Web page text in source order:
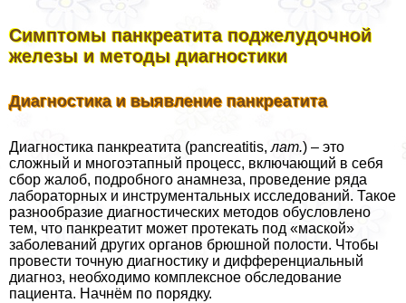
Симптомы панкреатита поджелудочной
железы и методы диагностики
Диагностика и выявление панкреатита
Диагностика панкреатита (pancreatitis, лат.) – это
сложный и многоэтапный процесс, включающий в себя
сбор жалоб, подробного анамнеза, проведение ряда
лабораторных и инструментальных исследований. Такое
разнообразие диагностических методов обусловлено
тем, что панкреатит может протекать под «маской»
заболеваний других органов брюшной полости. Чтобы
провести точную диагностику и дифференциальный
диагноз, необходимо комплексное обследование
пациента. Начнём по порядку.